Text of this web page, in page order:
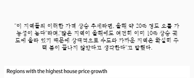
"이 지역들의 이러한 가격 상승 추세라면, 올해 약 20% 정도 오를 가
능성이 높다"라며,"많은 지역이 올해에도 여전히 이미 10% 상승 궤
도에 올라 있기 때문에 상대적으로 수도와 가까운 지역은 확실히 주
택 붐이 끝나지 않았다고 생각한다"고 말했다.